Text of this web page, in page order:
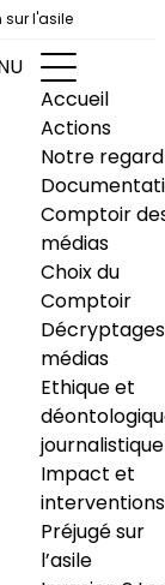
l'asile
Accueil
Actions
Notre regard
Comptoir
médias
Choix du
Comptoir
Décryptages
médias
Ethique et
journalistique
Impact et
interventions
Préjugé sur
l’asile